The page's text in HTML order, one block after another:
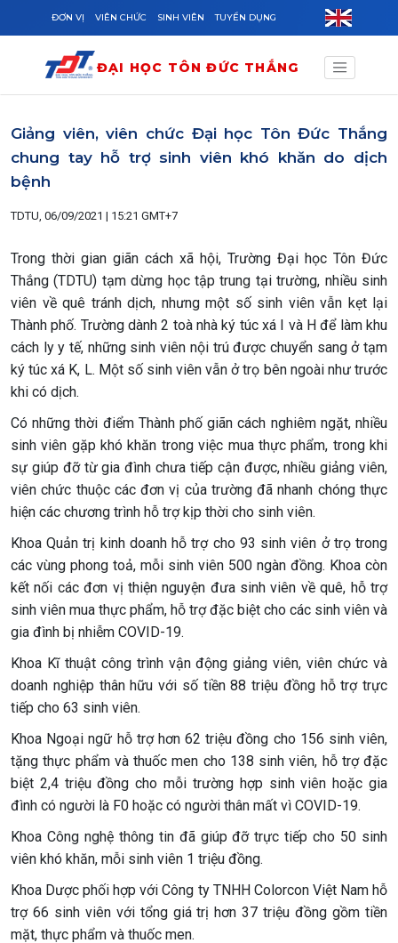
Skip to main content
ĐƠN VỊ VIÊN CHỨC SINH VIÊN TUYỂN DỤNG
ĐẠI HỌC TÔN ĐỨC THẮNG
Giảng viên, viên chức Đại học Tôn Đức Thắng
chung tay hỗ trợ sinh viên khó khăn do dịch
bệnh
TDTU, 06/09/2021 | 15:21 GMT+7
Trong thời gian giãn cách xã hội, Trường Đại học Tôn Đức
Thắng (TDTU) tạm dừng học tập trung tại trường, nhiều sinh
viên về quê tránh dịch, nhưng một số sinh viên vẫn kẹt lại
Thành phố. Trường dành 2 toà nhà ký túc xá I và H để làm khu
cách ly y tế, những sinh viên nội trú được chuyển sang ở tạm
ký túc xá K, L. Một số sinh viên vẫn ở trọ bên ngoài như trước
khi có dịch.
Có những thời điểm Thành phố giãn cách nghiêm ngặt, nhiều
sinh viên gặp khó khăn trong việc mua thực phẩm, trong khi
sự giúp đỡ từ gia đình chưa tiếp cận được, nhiều giảng viên,
viên chức thuộc các đơn vị của trường đã nhanh chóng thực
hiện các chương trình hỗ trợ kịp thời cho sinh viên.
Khoa Quản trị kinh doanh hỗ trợ cho 93 sinh viên ở trọ trong
các vùng phong toả, mỗi sinh viên 500 ngàn đồng. Khoa còn
kết nối các đơn vị thiện nguyện đưa sinh viên về quê, hỗ trợ
sinh viên mua thực phẩm, hỗ trợ đặc biệt cho các sinh viên và
gia đình bị nhiễm COVID-19.
Khoa Kĩ thuật công trình vận động giảng viên, viên chức và
doanh nghiệp thân hữu với số tiền 88 triệu đồng hỗ trợ trực
tiếp cho 63 sinh viên.
Khoa Ngoại ngữ hỗ trợ hơn 62 triệu đồng cho 156 sinh viên,
tặng thực phẩm và thuốc men cho 138 sinh viên, hỗ trợ đặc
biệt 2,4 triệu đồng cho mỗi trường hợp sinh viên hoặc gia
đình có người là F0 hoặc có người thân mất vì COVID-19.
Khoa Công nghệ thông tin đã giúp đỡ trực tiếp cho 50 sinh
viên khó khăn, mỗi sinh viên 1 triệu đồng.
Khoa Dược phối hợp với Công ty TNHH Colorcon Việt Nam hỗ
trợ 66 sinh viên với tổng giá trị hơn 37 triệu đồng gồm tiền
mặt, thực phẩm và thuốc men.